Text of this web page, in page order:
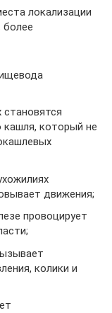
локализации
более
становятся
кашля, который не
движения;
провоцирует
колики и